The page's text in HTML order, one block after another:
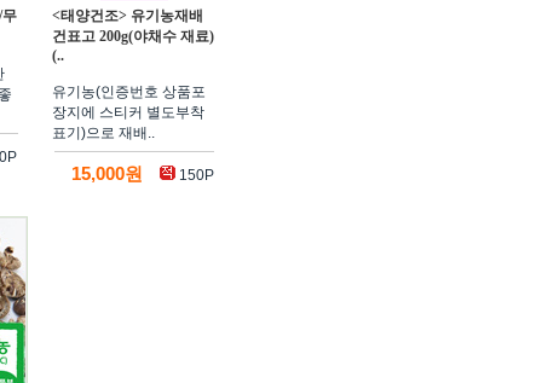
<태양건조> 유기농재배
건표고 200g(야채수 재료)
(..
유기농(인증번호 상품포
장지에 스티커 별도부착
표기)으로 재배..
15,000원 150P